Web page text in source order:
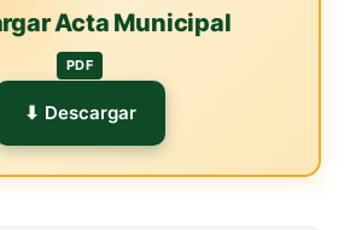
Acta Municipal
PDF
⬇ Descargar